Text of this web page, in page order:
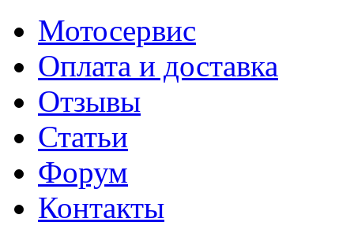
Мотосервис
Оплата и доставка
Отзывы
Статьи
Форум
Контакты